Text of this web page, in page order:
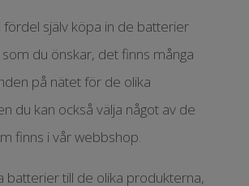
fördel själv köpa in de batterier
du önskar, det finns många
på nätet för de olika
du kan också välja något av de
finns i vår webbshop.
batterier till de olika produkterna,